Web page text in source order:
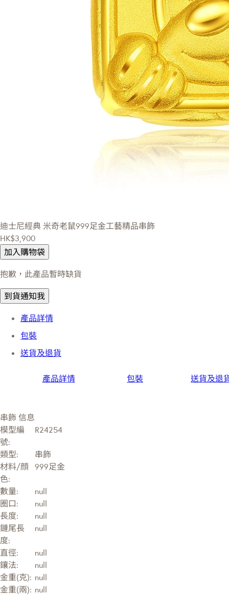
迪士尼經典 米奇老鼠999足金工藝精品串飾
HK$3,900
加入購物袋
抱歉，此產品暫時缺貨
到貨通知我
產品詳情
包裝
送貨及退貨
產品詳情 包裝 送貨及退
串飾 信息
模型編
號:
R24254
類型:
串飾
材料/顔
色:
999足金
數量:
null
圈口:
null
長度:
null
鏈尾長
度:
null
直徑:
null
鑲法:
null
金重(克): null
金重(兩): null